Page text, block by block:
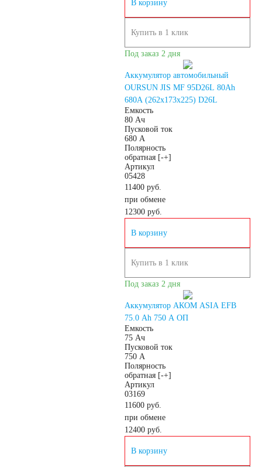
В корзину
Купить в 1 клик
Под заказ 2 дня
Аккумулятор автомобильный
OURSUN JIS MF 95D26L 80Ah
680А (262х173х225) D26L
Емкость
80 Ач
Пусковой ток
680 А
Полярность
обратная [-+]
Артикул
05428
11400 руб.
при обмене
12300 руб.
В корзину
Купить в 1 клик
Под заказ 2 дня
Аккумулятор АКОМ ASIA EFB
75.0 Ah 750 A ОП
Емкость
75 Ач
Пусковой ток
750 А
Полярность
обратная [-+]
Артикул
03169
11600 руб.
при обмене
12400 руб.
В корзину